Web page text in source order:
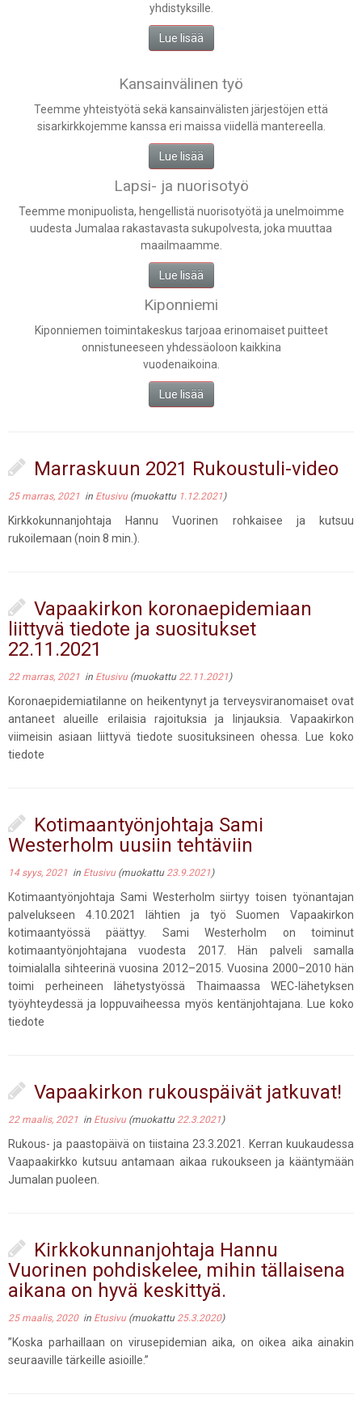
yhdistyksille.
Lue lisää
Kansainvälinen työ
Teemme yhteistyötä sekä kansainvälisten järjestöjen että
sisarkirkkojemme kanssa eri maissa viidellä mantereella.
Lue lisää
Lapsi- ja nuorisotyö
Teemme monipuolista, hengellistä nuorisotyötä ja unelmoimme
uudesta Jumalaa rakastavasta sukupolvesta, joka muuttaa
maailmaamme.
Lue lisää
Kiponniemi
Kiponniemen toimintakeskus tarjoaa erinomaiset puitteet
onnistuneeseen yhdessäoloon kaikkina
vuodenaikoina.
Lue lisää
Marraskuun 2021 Rukoustuli-video
25 marras, 2021 in Etusivu (muokattu 1.12.2021)
Kirkkokunnanjohtaja Hannu Vuorinen rohkaisee ja kutsuu
rukoilemaan (noin 8 min.).
Vapaakirkon koronaepidemiaan
liittyvä tiedote ja suositukset
22.11.2021
22 marras, 2021 in Etusivu (muokattu 22.11.2021)
Koronaepidemiatilanne on heikentynyt ja terveysviranomaiset ovat
antaneet alueille erilaisia rajoituksia ja linjauksia. Vapaakirkon
viimeisin asiaan liittyvä tiedote suosituksineen ohessa. Lue koko
tiedote
Kotimaantyönjohtaja Sami
Westerholm uusiin tehtäviin
14 syys, 2021 in Etusivu (muokattu 23.9.2021)
Kotimaantyönjohtaja Sami Westerholm siirtyy toisen työnantajan
palvelukseen 4.10.2021 lähtien ja työ Suomen Vapaakirkon
kotimaantyössä päättyy. Sami Westerholm on toiminut
kotimaantyönjohtajana vuodesta 2017. Hän palveli samalla
toimialalla sihteerinä vuosina 2012–2015. Vuosina 2000–2010 hän
toimi perheineen lähetystyössä Thaimaassa WEC-lähetyksen
työyhteydessä ja loppuvaiheessa myös kentänjohtajana. Lue koko
tiedote
Vapaakirkon rukouspäivät jatkuvat!
22 maalis, 2021 in Etusivu (muokattu 22.3.2021)
Rukous- ja paastopäivä on tiistaina 23.3.2021. Kerran kuukaudessa
Vaapaakirkko kutsuu antamaan aikaa rukoukseen ja kääntymään
Jumalan puoleen.
Kirkkokunnanjohtaja Hannu
Vuorinen pohdiskelee, mihin tällaisena
aikana on hyvä keskittyä.
25 maalis, 2020in Etusivu (muokattu 25.3.2020)
”Koska parhaillaan on virusepidemian aika, on oikea aika ainakin
seuraaville tärkeille asioille.”